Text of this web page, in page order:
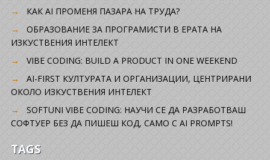
КАК AI ПРОМЕНЯ ПАЗАРА НА ТРУДА?
ОБРАЗОВАНИЕ ЗА ПРОГРАМИСТИ В ЕРАТА НА
ИЗКУСТВЕНИЯ ИНТЕЛЕКТ
VIBE CODING: BUILD A PRODUCT IN ONE WEEKEND
AI-FIRST КУЛТУРАТА И ОРГАНИЗАЦИИ, ЦЕНТРИРАНИ
ОКОЛО ИЗКУСТВЕНИЯ ИНТЕЛЕКТ
SOFTUNI VIBE CODING: НАУЧИ СЕ ДА РАЗРАБОТВАШ
СОФТУЕР БЕЗ ДА ПИШЕШ КОД, САМО С AI PROMPTS!
TAGS